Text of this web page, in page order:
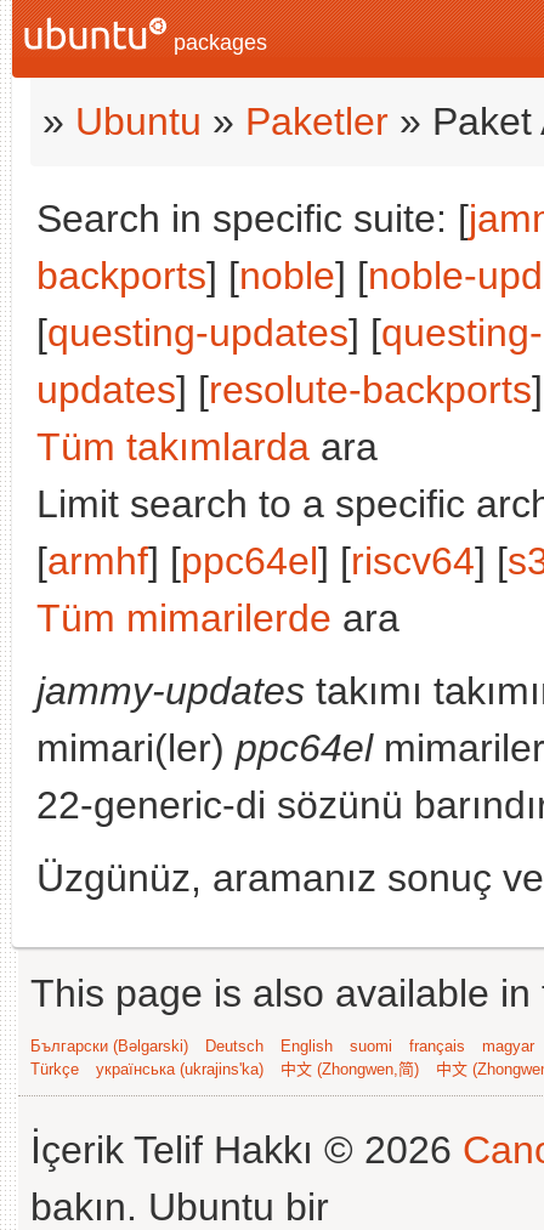
packages
» Ubuntu » Paketler » Paket
Search in specific suite: [
backports] [noble] [noble-
[questing-updates] [
updates] [resolute-backports
Tüm takımlarda ara
Limit search to a specific
[armhf] [ppc64el] [riscv64] [
Tüm mimarilerde ara
jammy-updates takımı
mimari(ler) ppc64el
22-generic-di sözünü
Üzgünüz, aramanız sonuç
This page is also available
Български (Bəlgarski) Deutsch English suomi français
magyar
Türkçe
українська (ukrajins'ka) 中文 (Zhongwen,简) 中文
İçerik Telif Hakkı © 2026
bakın. Ubuntu bir